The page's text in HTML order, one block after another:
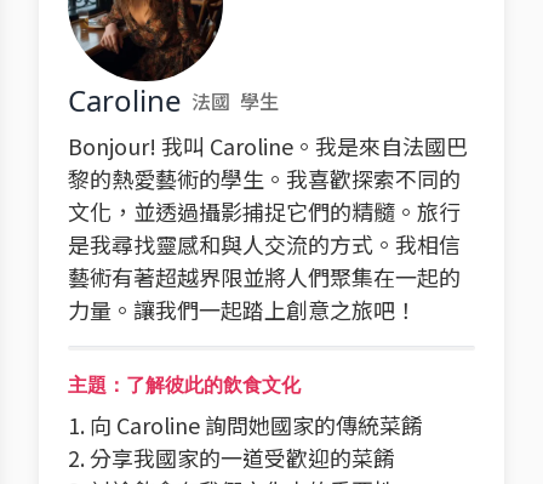
Caroline 法國 學生
Bonjour! 我叫 Caroline。我是來自法國巴
黎的熱愛藝術的學生。我喜歡探索不同的
文化，並透過攝影捕捉它們的精髓。旅行
是我尋找靈感和與人交流的方式。我相信
藝術有著超越界限並將人們聚集在一起的
力量。讓我們一起踏上創意之旅吧！
主題：了解彼此的飲食文化
1. 向 Caroline 詢問她國家的傳統菜餚
2. 分享我國家的一道受歡迎的菜餚